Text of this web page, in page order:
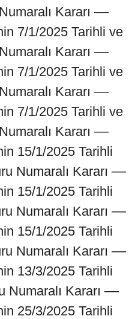
Kararı ––
7/1/2025 Tarihli ve
Kararı ––
7/1/2025 Tarihli ve
Kararı ––
7/1/2025 Tarihli ve
Kararı ––
15/1/2025 Tarihli
Numaralı Kararı ––
15/1/2025 Tarihli
Numaralı Kararı ––
15/1/2025 Tarihli
Numaralı Kararı ––
13/3/2025 Tarihli
Kararı ––
25/3/2025 Tarihli